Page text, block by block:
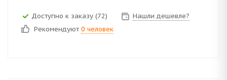
Доступно к заказу (72)
Нашли дешевле?
Рекомендуют 0 человек